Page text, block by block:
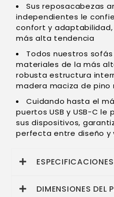
Sus reposacabezas
independientes le
confort y adaptabilidad,
más alta tendencia
Todos nuestros
materiales de la más
robusta estructura
madera maciza de pino
Cuidando hasta el
puertos USB y USB-C
sus dispositivos,
perfecta entre diseño y
ESPECIFICACIONES
DIMENSIONES DEL